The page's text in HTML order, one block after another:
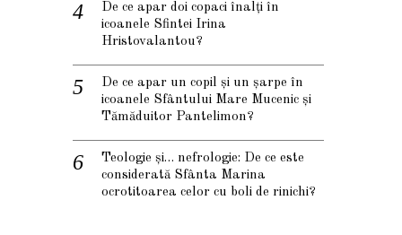
De ce apar doi copaci înalți în
icoanele Sfintei Irina
Hristovalantou?
De ce apar un copil și un șarpe în
icoanele Sfântului Mare Mucenic și
Tămăduitor Pantelimon?
Teologie și… nefrologie: De ce este
considerată Sfânta Marina
ocrotitoarea celor cu boli de rinichi?